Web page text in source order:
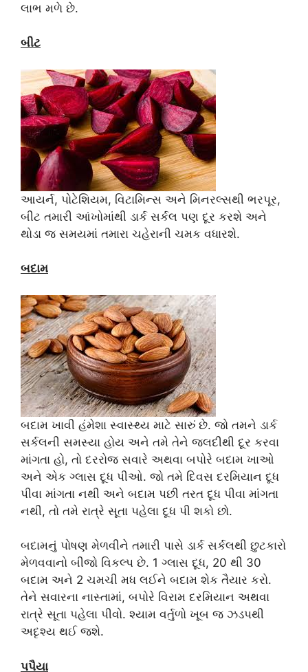
લાભ મળે છે.
બીટ
આયર્ન, પોટેશિયમ, વિટામિન્સ અને મિનરલ્સથી ભરપૂર,
બીટ તમારી આંખોમાંથી ડાર્ક સર્કલ પણ દૂર કરશે અને
થોડા જ સમયમાં તમારા ચહેરાની ચમક વધારશે.
બદામ
બદામ ખાવી હંમેશા સ્વાસ્થ્ય માટે સારું છે. જો તમને ડાર્ક
સર્કલની સમસ્યા હોય અને તમે તેને જલદીથી દૂર કરવા
માંગતા હો, તો દરરોજ સવારે અથવા બપોરે બદામ ખાઓ
અને એક ગ્લાસ દૂધ પીઓ. જો તમે દિવસ દરમિયાન દૂધ
પીવા માંગતા નથી અને બદામ પછી તરત દૂધ પીવા માંગતા
નથી, તો તમે રાત્રે સૂતા પહેલા દૂધ પી શકો છો.
બદામનું પોષણ મેળવીને તમારી પાસે ડાર્ક સર્કલથી છુટકારો
મેળવવાનો બીજો વિકલ્પ છે. 1 ગ્લાસ દૂધ, 20 થી 30
બદામ અને 2 ચમચી મધ લઈને બદામ શેક તૈયાર કરો.
તેને સવારના નાસ્તામાં, બપોરે વિરામ દરમિયાન અથવા
રાત્રે સૂતા પહેલા પીવો. શ્યામ વર્તુળો ખૂબ જ ઝડપથી
અદૃશ્ય થઈ જશે.
પપૈયા